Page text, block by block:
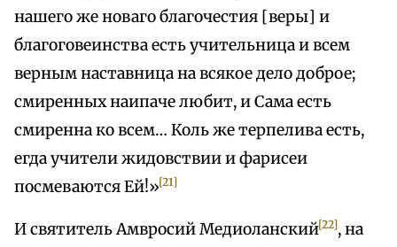
нашего же новаго благочестия [веры] и
благоговеинства есть учительница и всем
верным наставница на всякое дело доброе;
смиренных наипаче любит, и Сама есть
смиренна ко всем… Коль же терпелива есть,
егда учители жидовствии и фарисеи
посмеваются Ей!»[21]
И святитель Амвросий Медиоланский[22], на